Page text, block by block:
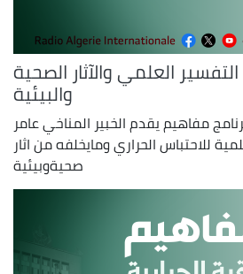
العلمي والآثار الصحية
والبيئية
مفاهيم يقدم الخبير المناخي عامر
للاحتباس الحراري ومايخلفه من اثار
صحيةوبيئية